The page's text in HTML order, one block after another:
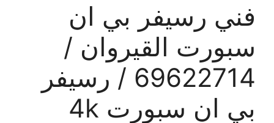
فني رسيفر بي ان
سبورت القيروان /
69622714 / رسيفر
بي ان سبورت 4k